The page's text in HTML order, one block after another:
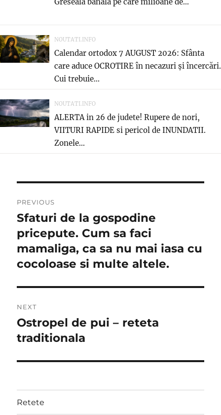
NOUTATI.INFO
Calendar ortodox 7 AUGUST 2026: Sfânta
care aduce OCROTIRE în necazuri și încercări.
Cui trebuie...
NOUTATI.INFO
ALERTA in 26 de judete! Rupere de nori,
VIITURI RAPIDE si pericol de INUNDATII.
Zonele...
navigation
PREVIOUS
Previous
post:
Sfaturi de la gospodine
pricepute. Cum sa faci
mamaliga, ca sa nu mai iasa cu
cocoloase si multe altele.
NEXT
Next
post:
Ostropel de pui – reteta
traditionala
Retete